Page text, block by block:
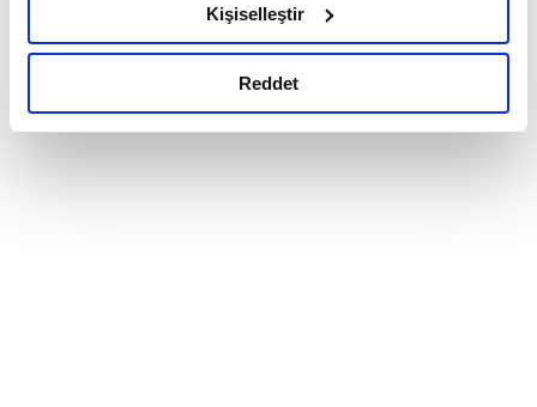
Ayarlar butonuna tıklayabilir,Çerez Bilgilendirme
Metnimizi ziyaret edebilirsiniz.
okumak ve sitemizi ziyaretiniz kapsamında
Kişiselleştir
Reddet